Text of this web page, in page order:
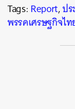
Tags:Report,ป
พรรคเศรษฐกิจไท